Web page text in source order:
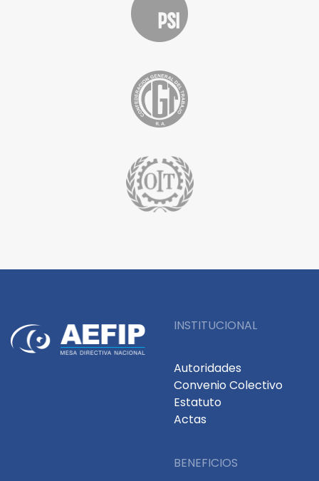
INSTITUCIONAL
Autoridades
Convenio Colectivo
Estatuto
Actas
BENEFICIOS